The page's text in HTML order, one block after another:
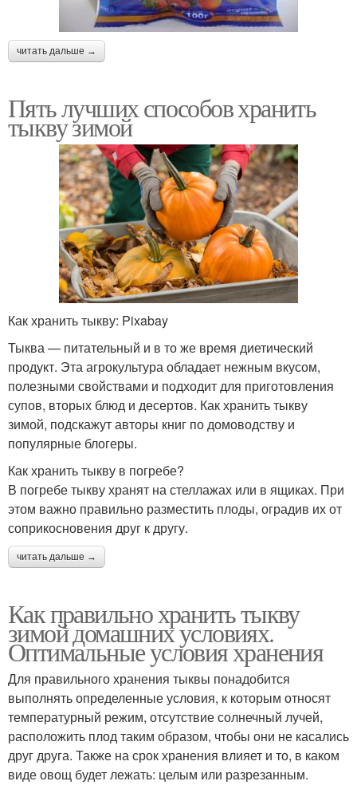
читать дальше →
Пять лучших способов хранить
тыкву зимой
Как хранить тыкву: Pixabay
Тыква — питательный и в то же время диетический
продукт. Эта агрокультура обладает нежным вкусом,
полезными свойствами и подходит для приготовления
супов, вторых блюд и десертов. Как хранить тыкву
зимой, подскажут авторы книг по домоводству и
популярные блогеры.
Как хранить тыкву в погребе?
В погребе тыкву хранят на стеллажах или в ящиках. При
этом важно правильно разместить плоды, оградив их от
соприкосновения друг к другу.
читать дальше →
Как правильно хранить тыкву
зимой домашних условиях.
Оптимальные условия хранения
Для правильного хранения тыквы понадобится
выполнять определенные условия, к которым относят
температурный режим, отсутствие солнечный лучей,
расположить плод таким образом, чтобы они не касались
друг друга. Также на срок хранения влияет и то, в каком
виде овощ будет лежать: целым или разрезанным.